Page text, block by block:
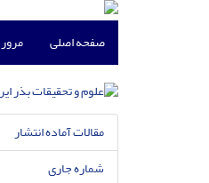
صفحه اصلی مرور
مقالات آماده انتشار
شماره جاری